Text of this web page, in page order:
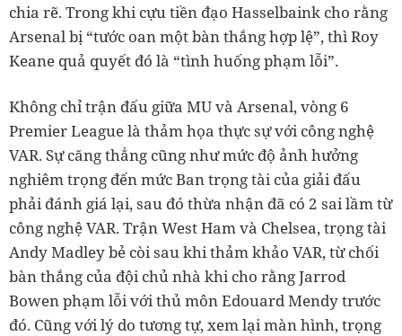
chia rẽ. Trong khi cựu tiền đạo Hasselbaink cho rằng
Arsenal bị “tước oan một bàn thắng hợp lệ”, thì Roy
Keane quả quyết đó là “tình huống phạm lỗi”.
Không chỉ trận đấu giữa MU và Arsenal, vòng 6
Premier League là thảm họa thực sự với công nghệ
VAR. Sự căng thẳng cũng như mức độ ảnh hưởng
nghiêm trọng đến mức Ban trọng tài của giải đấu
phải đánh giá lại, sau đó thừa nhận đã có 2 sai lầm từ
công nghệ VAR. Trận West Ham và Chelsea, trọng tài
Andy Madley bẻ còi sau khi thảm khảo VAR, từ chối
bàn thắng của đội chủ nhà khi cho rằng Jarrod
Bowen phạm lỗi với thủ môn Edouard Mendy trước
đó. Cũng với lý do tương tự, xem lại màn hình, trọng